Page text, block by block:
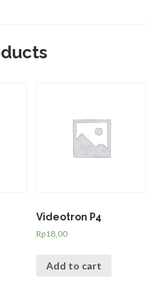
Videotron P4
Rp18,00
Add to cart